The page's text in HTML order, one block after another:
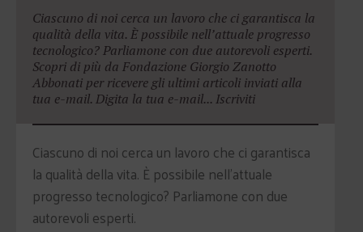
Ciascuno di noi cerca un lavoro che ci garantisca la
qualità della vita. È possibile nell’attuale progresso
tecnologico? Parliamone con due autorevoli esperti.
Scopri di più da Fondazione Giorgio Zanotto
Abbonati per ricevere gli ultimi articoli inviati alla
tua e-mail. Digita la tua e-mail... Iscriviti
Ciascuno di noi cerca un lavoro che ci garantisca
la qualità della vita. È possibile nell’attuale
progresso tecnologico? Parliamone con due
autorevoli esperti.